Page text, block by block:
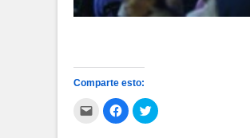
Comparte esto:
Haz
clic
para
Haz
clic
para
Haz
clic